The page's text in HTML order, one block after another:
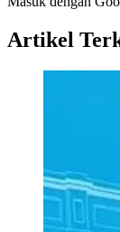
Artikel